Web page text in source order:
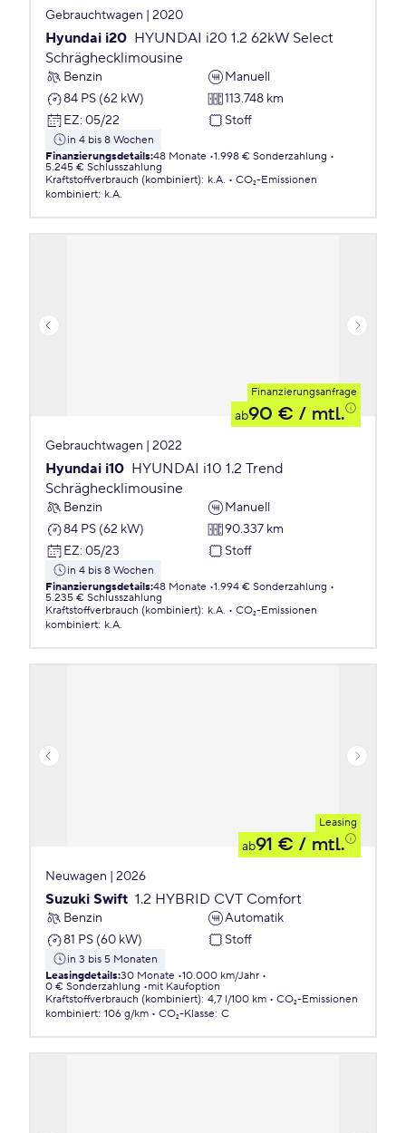
Gebrauchtwagen | 2020
Hyundai i20 HYUNDAI i20 1.2 62kW Select
Schräghecklimousine
Benzin
Manuell
84 PS (62 kW)
113.748 km
EZ: 05/22 Stoff
in 4 bis 8 Wochen
Finanzierungsdetails:48 Monate 1.998 € Sonderzahlung
5.245 € Schlusszahlung
Kraftstoffverbrauch (kombiniert): k.A.
CO₂-Emissionen
kombiniert: k.A.
Finanzierungsanfrage
ab90 € / mtl.
Gebrauchtwagen | 2022
Hyundai i10 HYUNDAI i10 1.2 Trend
Schräghecklimousine
Benzin
Manuell
84 PS (62 kW)
90.337 km
EZ: 05/23 Stoff
in 4 bis 8 Wochen
Finanzierungsdetails:48 Monate 1.994 € Sonderzahlung
5.235 € Schlusszahlung
Kraftstoffverbrauch (kombiniert): k.A.
CO₂-Emissionen
kombiniert: k.A.
Leasing
ab91 € / mtl.
Neuwagen | 2026
Suzuki Swift 1.2 HYBRID CVT Comfort
Benzin
Automatik
81 PS (60 kW)
Stoff
in 3 bis 5 Monaten
Leasingdetails:30 Monate 10.000 km/Jahr
0 € Sonderzahlung
mit Kaufoption
Kraftstoffverbrauch (kombiniert): 4,7 l/100 km
CO₂-Emissionen
kombiniert: 106 g/km CO₂-Klasse: C